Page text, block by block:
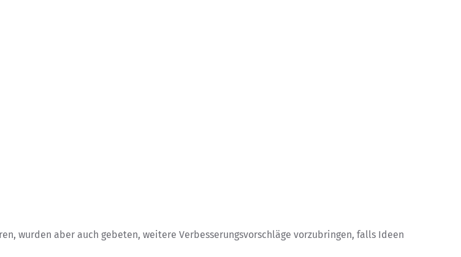
wurden aber auch gebeten, weitere Verbesserungsvorschläge vorzubringen, falls Ideen